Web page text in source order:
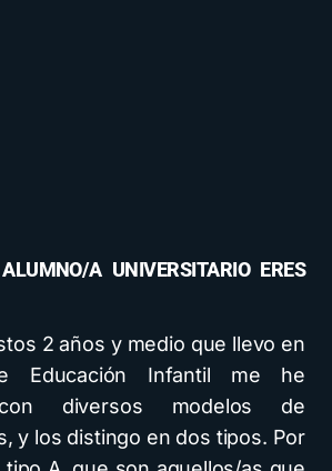
A UNIVERSITARIO ERES
2 años y medio que llevo en
Educación Infantil me he
diversos modelos de
y los distingo en dos tipos. Por